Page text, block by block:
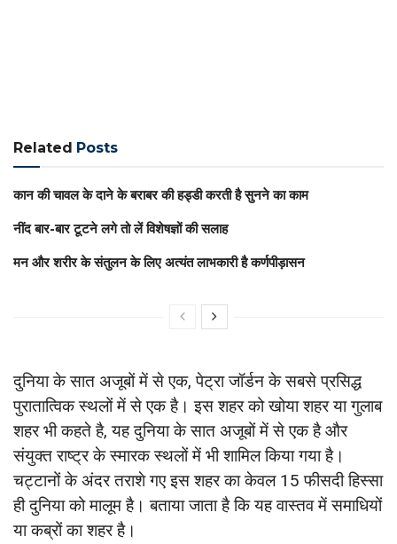
Related Posts
कान की चावल के दाने के बराबर की हड्डी करती है सुनने का काम
नींद बार-बार टूटने लगे तो लें विशेषज्ञों की सलाह
मन और शरीर के संतुलन के लिए अत्यंत लाभकारी है कर्णपीड़ासन
दुनिया के सात अजूबों में से एक, पेट्रा जॉर्डन के सबसे प्रसिद्ध
पुरातात्विक स्थलों में से एक है। इस शहर को खोया शहर या गुलाब
शहर भी कहते है, यह दुनिया के सात अजूबों में से एक है और
संयुक्त राष्ट्र के स्मारक स्थलों में भी शामिल किया गया है।
चट्टानों के अंदर तराशे गए इस शहर का केवल 15 फीसदी हिस्सा
ही दुनिया को मालूम है। बताया जाता है कि यह वास्तव में समाधियों
या कब्रों का शहर है।